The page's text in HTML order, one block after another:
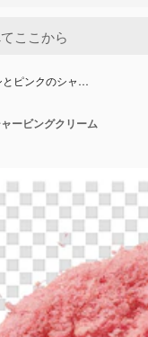
とピンクのシャ…
ービングクリーム